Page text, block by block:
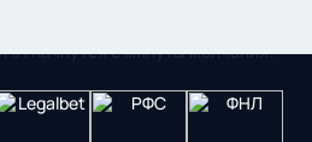
начнутся с минуты молчания.